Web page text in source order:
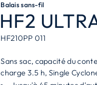
Balais sans-fil
HF2
HF210PP 011
Sans sac, capacité du
charge 3.5 h, Single